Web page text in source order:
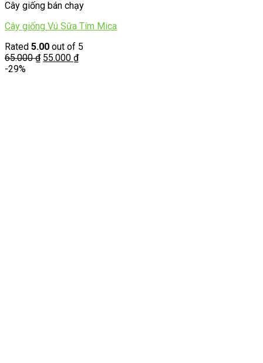
Cây giống bán chạy
Cây giống Vú Sữa Tím Mica
Rated 5.00 out of 5
65.000₫ 55.000 ₫
-29%